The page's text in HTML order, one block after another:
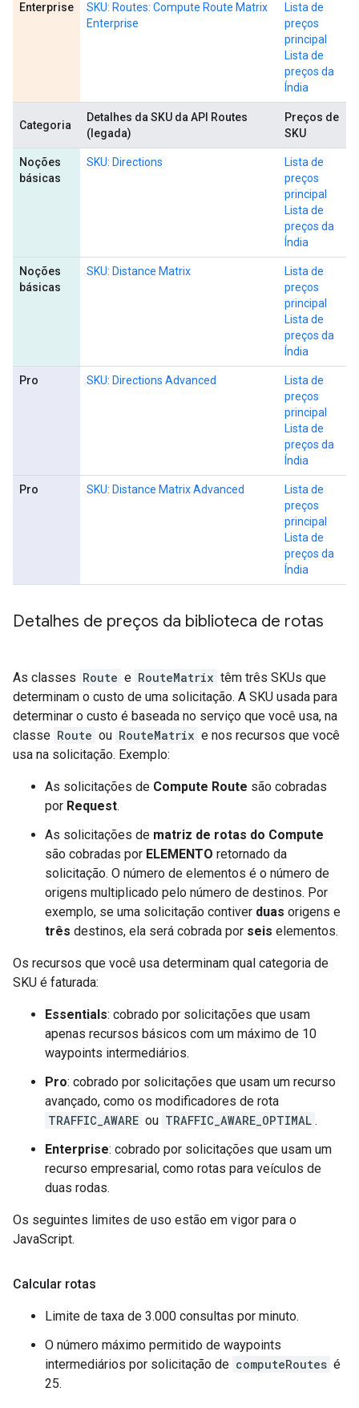
Enterprise
SKU: Routes: Compute Route Matrix
Enterprise
Lista de
preços
principal
Lista de
preços da
Índia
Categoria
Detalhes da SKU da API Routes
(legada)
Preços de
SKU
Noções
básicas
SKU: Directions
Lista de
preços
principal
Lista de
preços da
Índia
Noções
básicas
SKU: Distance Matrix
Lista de
preços
principal
Lista de
preços da
Índia
Pro SKU: Directions Advanced
Lista de
preços
principal
Lista de
preços da
Índia
Pro SKU: Distance Matrix Advanced
Lista de
preços
principal
Lista de
preços da
Índia
Detalhes de preços da biblioteca de rotas
As classes Route e RouteMatrix têm três SKUs que
determinam o custo de uma solicitação. A SKU usada para
determinar o custo é baseada no serviço que você usa, na
classe Route ou RouteMatrix e nos recursos que você
usa na solicitação. Exemplo:
As solicitações de Compute Route são cobradas
por Request.
As solicitações de matriz de rotas do Compute
são cobradas por ELEMENTO retornado da
solicitação. O número de elementos é o número de
origens multiplicado pelo número de destinos. Por
exemplo, se uma solicitação contiver duas origens e
três destinos, ela será cobrada por seis elementos.
Os recursos que você usa determinam qual categoria de
SKU é faturada:
Essentials: cobrado por solicitações que usam
apenas recursos básicos com um máximo de 10
waypoints intermediários.
Pro: cobrado por solicitações que usam um recurso
avançado, como os modificadores de rota
TRAFFIC_AWARE ou TRAFFIC_AWARE_OPTIMAL .
Enterprise: cobrado por solicitações que usam um
recurso empresarial, como rotas para veículos de
duas rodas.
Os seguintes limites de uso estão em vigor para o
JavaScript.
Calcular rotas
Limite de taxa de 3.000 consultas por minuto.
O número máximo permitido de waypoints
intermediários por solicitação de computeRoutes é
25.